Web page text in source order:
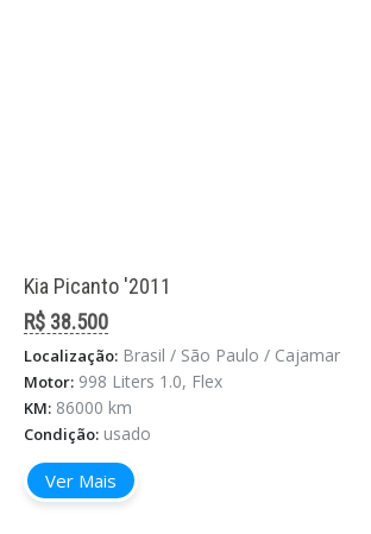
Kia Picanto '2011
R$ 38.500
Localização: Brasil / São Paulo / Cajamar
Motor: 998 Liters 1.0, Flex
KM: 86000 km
Condição: usado
Ver Mais